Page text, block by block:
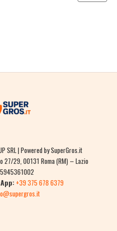
SRL | Powered by SuperGros.it
27/29, 00131 Roma (RM) – Lazio
+39 375 678 6379